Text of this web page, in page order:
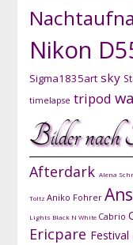
Nikon
Sigma1835art sky
timelapse tripod
Bilder nach
Afterdark Alena
Toltz Aniko Fohrer
Lights Black N White Cabrio
Ericpare Festival